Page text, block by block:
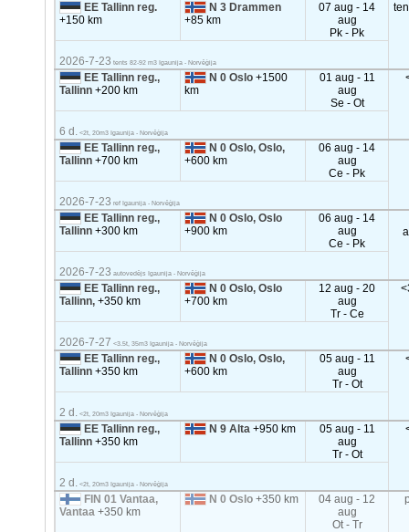
EE Tallinn reg.
+150 km
N 3 Drammen
+85 km
07 aug - 14
aug
Pk - Pk
2026-7-23 tents 82-92 m3 Igaunija - Norvēģija
EE Tallinn reg.,
Tallinn+200 km
N 0 Oslo+1500
km
01 aug - 11
aug
Se - Ot
6 d. <2t, 20m3 Igaunija - Norvēģija
EE Tallinn reg.,
Tallinn+700 km
N 0 Oslo, Oslo,
+600 km
06 aug - 14
aug
Ce - Pk
2026-7-23 ref Igaunija - Norvēģija
EE Tallinn reg.,
Tallinn+300 km
N 0 Oslo, Oslo
+900 km
06 aug - 14
aug
Ce - Pk
2026-7-23 autovedējs Igaunija - Norvēģija
EE Tallinn reg.,
Tallinn,+350 km
N 0 Oslo, Oslo
+700 km
12 aug - 20
aug
Tr - Ce
2026-7-27 <3.5t, 35m3 Igaunija - Norvēģija
EE Tallinn reg.,
Tallinn+350 km
N 0 Oslo, Oslo,
+600 km
05 aug - 11
aug
Tr - Ot
2 d. <2t, 20m3 Igaunija - Norvēģija
EE Tallinn reg.,
Tallinn+350 km
N 9 Alta+950 km
05 aug - 11
aug
Tr - Ot
2 d. <2t, 20m3 Igaunija - Norvēģija
FIN 01 Vantaa,
Vantaa+350 km
N 0 Oslo+350 km
04 aug - 12
aug
Ot - Tr